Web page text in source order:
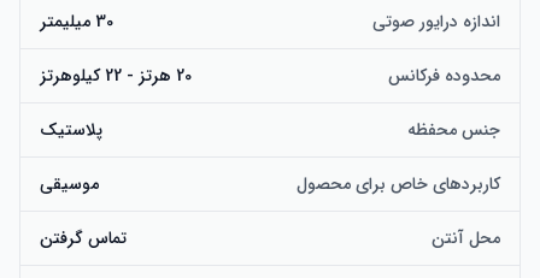
اندازه درایور صوتی 30 میلیمتر
محدوده فرکانس 20 هرتز - 22 کیلوهرتز
جنس محفظه پلاستیک
کاربردهای خاص برای محصول موسیقی
محل آنتن تماس گرفتن